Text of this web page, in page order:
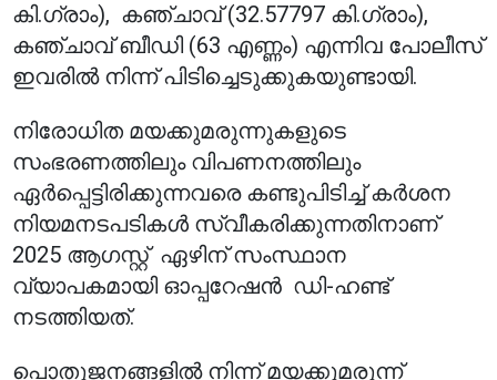
കി.ഗ്രാം), കഞ്ചാവ് (32.57797 കി.ഗ്രാം),
കഞ്ചാവ് ബീഡി (63 എണ്ണം) എന്നിവ പോലീസ്
ഇവരില്‍ നിന്ന് പിടിച്ചെടുക്കുകയുണ്ടായി.
നിരോധിത മയക്കുമരുന്നുകളുടെ
സംഭരണത്തിലും വിപണനത്തിലും
ഏര്‍പ്പെട്ടിരിക്കുന്നവരെ കണ്ടുപിടിച്ച് കര്‍ശന
നിയമനടപടികള്‍ സ്വീകരിക്കുന്നതിനാണ്
2025 ആഗസ്റ്റ് ഏഴിന് സംസ്ഥാന
വ്യാപകമായി ഓപ്പറേഷന്‍ ഡി-ഹണ്ട്
നടത്തിയത്.
പൊതുജനങ്ങളില്‍ നിന്ന് മയക്കുമരുന്ന്